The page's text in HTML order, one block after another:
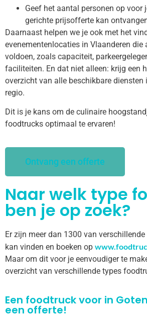
Geef het aantal personen op voor
gerichte prijsofferte kan
Daarnaast helpen we je ook met het
evenementenlocaties in Vlaanderen die
voldoen, zoals capaciteit,
faciliteiten. En dat niet alleen: krijg een
overzicht van alle beschikbare diensten
regio.
Dit is je kans om de culinaire
foodtrucks optimaal te ervaren!
Ontvang een offerte
Naar welk type
ben je op zoek?
Er zijn meer dan 1300 van
kan vinden en boeken op
Maar om dit voor je eenvoudiger te
overzicht van verschillende types
Een foodtruck voor in
een offerte!